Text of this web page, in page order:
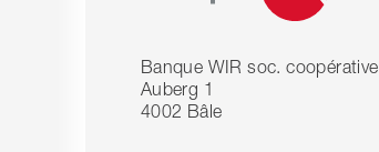
Banque WIR soc. coopérative
Auberg 1
4002 Bâle